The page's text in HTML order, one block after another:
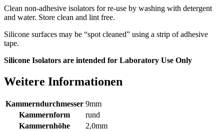
Clean non-adhesive isolators for re-use by washing with detergent
and water. Store clean and lint free.
Silicone surfaces may be “spot cleaned” using a strip of adhesive
tape.
Silicone Isolators are intended for Laboratory Use Only
Weitere Informationen
Kammerndurchmesser 9mm
Kammernform
rund
Kammernhöhe
2,0mm